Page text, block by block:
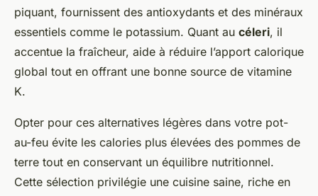
piquant, fournissent des antioxydants et des minéraux
essentiels comme le potassium. Quant au céleri, il
accentue la fraîcheur, aide à réduire l’apport calorique
global tout en offrant une bonne source de vitamine
K.
Opter pour ces alternatives légères dans votre pot-
au-feu évite les calories plus élevées des pommes de
terre tout en conservant un équilibre nutritionnel.
Cette sélection privilégie une cuisine saine, riche en